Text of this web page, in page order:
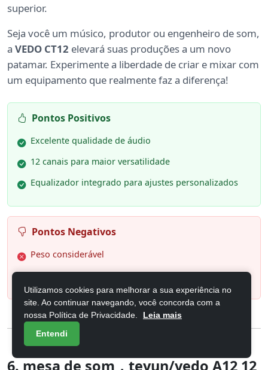
superior.
Seja você um músico, produtor ou engenheiro de som,
a VEDO CT12 elevará suas produções a um novo
patamar. Experimente a liberdade de criar e mixar com
um equipamento que realmente faz a diferença!
Pontos Positivos
Excelente qualidade de áudio
12 canais para maior versatilidade
Equalizador integrado para ajustes personalizados
Pontos Negativos
Peso considerável
Curva de aprendizado para iniciantes
6. mesa de som，teyun/vedo A12 12
Utilizamos cookies para melhorar a sua experiência no
site. Ao continuar navegando, você concorda com a
nossa Política de Privacidade.
Leia mais
Entendi